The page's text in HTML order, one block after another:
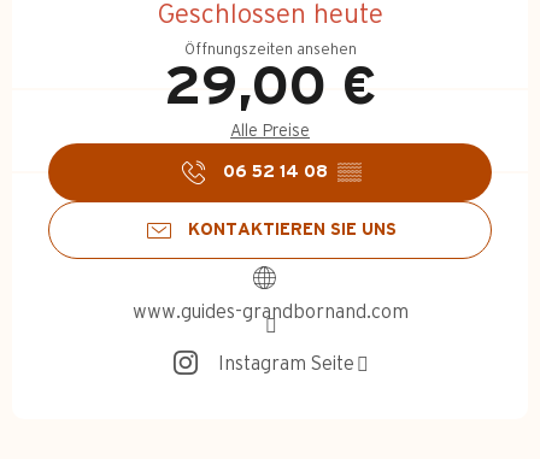
Geschlossen heute
Öffnungszeiten ansehen
29,00 €
Alle Preise
06 52 14 08 ▒▒
KONTAKTIEREN SIE UNS
www.guides-grandbornand.com
Instagram Seite